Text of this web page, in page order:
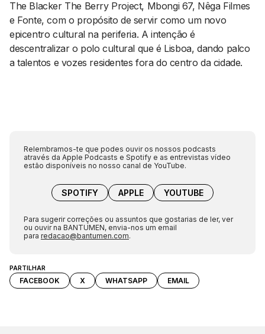
PARTILHAR
FACEBOOK X WHATSAPP EMAIL
The Blacker The Berry Project, Mbongi 67, Nêga Filmes
e Fonte, com o propósito de servir como um novo
epicentro cultural na periferia. A intenção é
descentralizar o polo cultural que é Lisboa, dando palco
a talentos e vozes residentes fora do centro da cidade.
Relembramos-te que podes ouvir os nossos podcasts
através da Apple Podcasts e Spotify e as entrevistas vídeo
estão disponíveis no nosso canal de YouTube.
SPOTIFY APPLE YOUTUBE
Para sugerir correções ou assuntos que gostarias de ler, ver
ou ouvir na BANTUMEN, envia-nos um email
para redacao@bantumen.com.